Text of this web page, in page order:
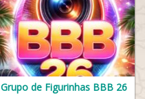
Grupo de Figurinhas BBB 26